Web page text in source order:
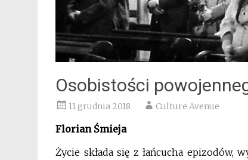
Osobistości
11 grudnia 2018 Culture Avenue
Florian Śmieja
Życie składa się z łańcucha epizodów,